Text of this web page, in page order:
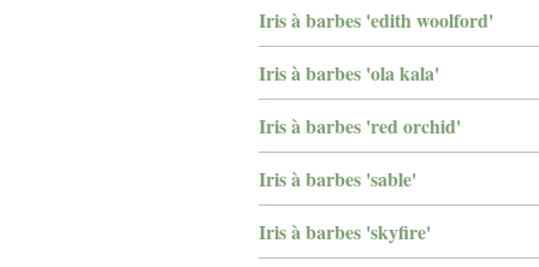
Iris à barbes 'edith woolford'
Iris à barbes 'ola kala'
Iris à barbes 'red orchid'
Iris à barbes 'sable'
Iris à barbes 'skyfire'